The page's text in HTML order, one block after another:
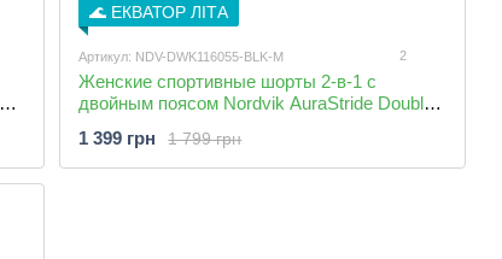
🌊 ЕКВАТОР ЛІТА
Артикул: NDV-DWK116055-BLK-M 2
Женские спортивные шорты 2-в-1 с
двойным поясом Nordvik AuraStride Double-
1 799 грн
1 399 грн